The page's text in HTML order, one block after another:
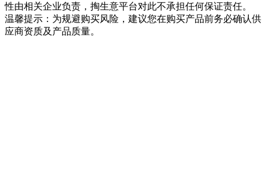
性由相关企业负责，掏生意平台对此不承担任何保证责任。
温馨提示：为规避购买风险，建议您在购买产品前务必确认供
应商资质及产品质量。